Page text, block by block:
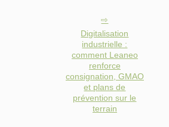
Digitalisation
industrielle :
comment Leaneo
renforce
consignation, GMAO
et plans de
prévention sur le
terrain